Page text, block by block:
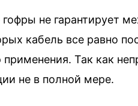
не гарантирует
кабель все равно
применения. Так как
не в полной мере.